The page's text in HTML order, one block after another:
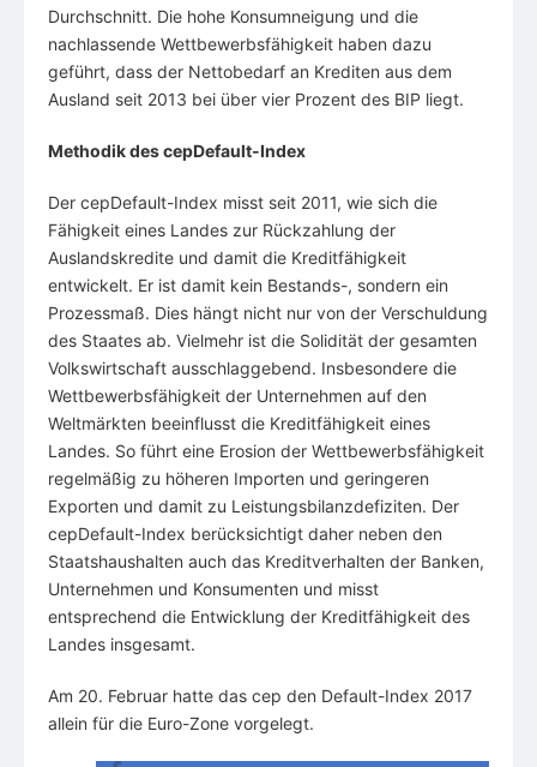
Durchschnitt. Die hohe Konsumneigung und die
nachlassende Wettbewerbsfähigkeit haben dazu
geführt, dass der Nettobedarf an Krediten aus dem
Ausland seit 2013 bei über vier Prozent des BIP liegt.
Methodik des cepDefault-Index
Der cepDefault-Index misst seit 2011, wie sich die
Fähigkeit eines Landes zur Rückzahlung der
Auslandskredite und damit die Kreditfähigkeit
entwickelt. Er ist damit kein Bestands-, sondern ein
Prozessmaß. Dies hängt nicht nur von der Verschuldung
des Staates ab. Vielmehr ist die Solidität der gesamten
Volkswirtschaft ausschlaggebend. Insbesondere die
Wettbewerbsfähigkeit der Unternehmen auf den
Weltmärkten beeinflusst die Kreditfähigkeit eines
Landes. So führt eine Erosion der Wettbewerbsfähigkeit
regelmäßig zu höheren Importen und geringeren
Exporten und damit zu Leistungsbilanzdefiziten. Der
cepDefault-Index berücksichtigt daher neben den
Staatshaushalten auch das Kreditverhalten der Banken,
Unternehmen und Konsumenten und misst
entsprechend die Entwicklung der Kreditfähigkeit des
Landes insgesamt.
Am 20. Februar hatte das cep den Default-Index 2017
allein für die Euro-Zone vorgelegt.